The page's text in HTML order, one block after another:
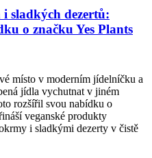
sladkých dezertů:
o značku Yes Plants
místo v moderním jídelníčku a
jídla vychutnat v jiném
rozšířil svou nabídku o
veganské produkty
i sladkými dezerty v čistě